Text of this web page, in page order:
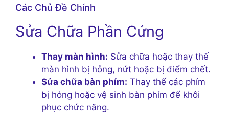
Các Chủ Đề Chính
Sửa Chữa Phần Cứng
Thay màn hình: Sửa chữa hoặc thay thế
màn hình bị hỏng, nứt hoặc bị điểm chết.
Sửa chữa bàn phím: Thay thế các phím
bị hỏng hoặc vệ sinh bàn phím để khôi
phục chức năng.